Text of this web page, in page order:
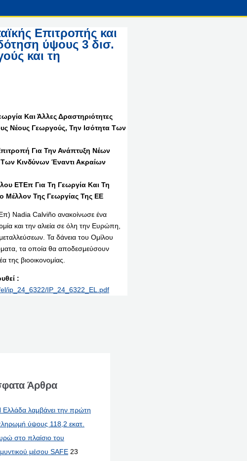
Επιτροπής και
ύψους 3 δισ.
και τη
Και Άλλες Δραστηριότητες
Νέους Γεωργούς, Την Ισότητα Των
Για Την Ανάπτυξη Νέων
Κινδύνων Έναντι Ακραίων
ΕΤΕπ Για Τη Γεωργία Και Τη
Μέλλον Της Γεωργίας Της ΕΕ
Nadia Calviño ανακοίνωσε ένα
και την αλιεία σε όλη την Ευρώπη,
Τα δάνεια του Ομίλου
τα οποία θα αποδεσμεύσουν
βιοοικονομίας.
:
ip_24_6322/IP_24_6322_EL.pdf
Άρθρα
Ελλάδα λαμβάνει την πρώτη
ύψους 118,2 εκατ.
στο πλαίσιο του
μέσου SAFE 23